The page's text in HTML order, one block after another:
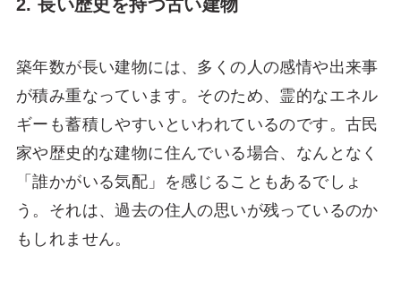
2. 長い歴史を持つ古い建物
築年数が長い建物には、多くの人の感情や出来事
が積み重なっています。そのため、霊的なエネル
ギーも蓄積しやすいといわれているのです。古民
家や歴史的な建物に住んでいる場合、なんとなく
「誰かがいる気配」を感じることもあるでしょ
う。それは、過去の住人の思いが残っているのか
もしれません。